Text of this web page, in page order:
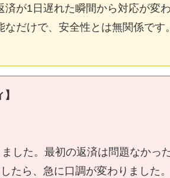
が1日遅れた瞬間から対応が変
だけで、安全性とは無関係です。
した。最初の返済は問題なかっ
たら、急に口調が変わりました